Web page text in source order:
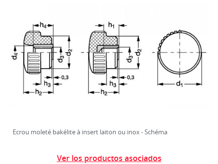
Ecrou moleté bakélite à insert laiton ou inox - Schéma
Ver los productos asociados